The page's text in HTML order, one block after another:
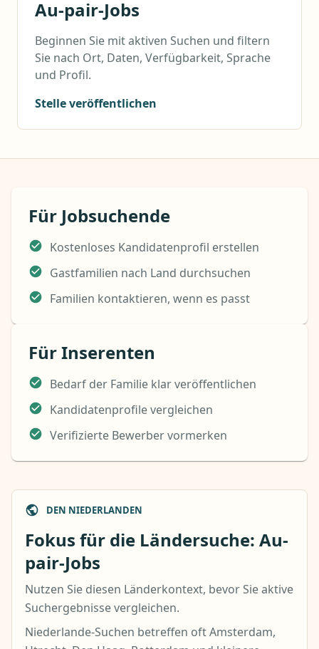
Au-pair-Jobs
Beginnen Sie mit aktiven Suchen und filtern
Sie nach Ort, Daten, Verfügbarkeit, Sprache
und Profil.
Stelle veröffentlichen
Für Jobsuchende
Kostenloses Kandidatenprofil erstellen
Gastfamilien nach Land durchsuchen
Familien kontaktieren, wenn es passt
Für Inserenten
Bedarf der Familie klar veröffentlichen
Kandidatenprofile vergleichen
Verifizierte Bewerber vormerken
DEN NIEDERLANDEN
Fokus für die Ländersuche: Au-
pair-Jobs
Nutzen Sie diesen Länderkontext, bevor Sie aktive
Suchergebnisse vergleichen.
Niederlande-Suchen betreffen oft Amsterdam,